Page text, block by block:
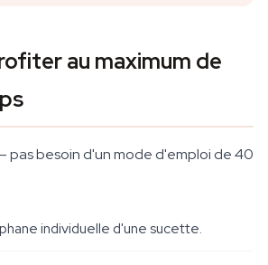
au maximum de
pas besoin d'un mode d'emploi de 40
individuelle d'une sucette.